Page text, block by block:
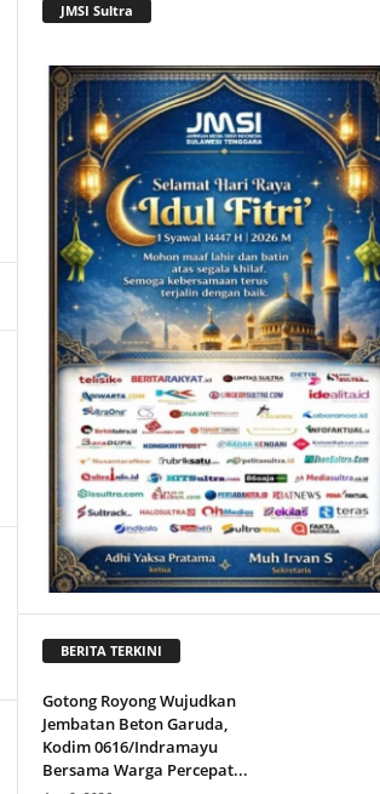
JMSI Sultra
BERITA TERKINI
Gotong Royong Wujudkan
Jembatan Beton Garuda,
Kodim 0616/Indramayu
Bersama Warga Percepat...